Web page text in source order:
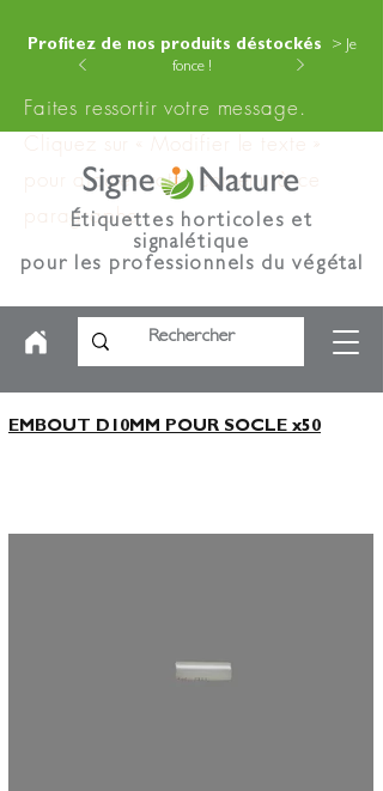
Profitez de nos produits déstockés
> Je
fonce !
Faites ressortir votre message.
Cliquez sur « Modifier le texte »
pour ajouter votre contenu à ce
paragraphe.
Étiquettes horticoles et
signalétique
pour les professionnels du végétal
EMBOUT D10MM POUR SOCLE x50